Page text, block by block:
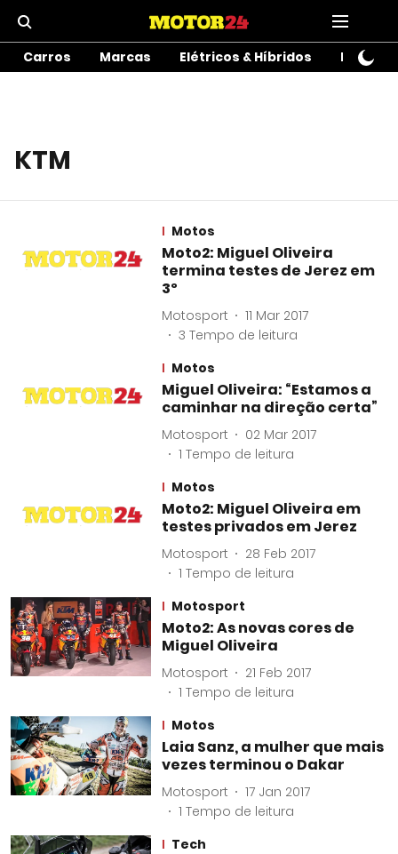
Carros Marcas Elétricos & Híbridos Motos
KTM
Motos
Moto2: Miguel Oliveira
termina testes de Jerez em
3º
Motosport
11 Mar 2017
3 Tempo de leitura
Motos
Miguel Oliveira: “Estamos a
caminhar na direção certa”
Motosport
02 Mar 2017
1 Tempo de leitura
Motos
Moto2: Miguel Oliveira em
testes privados em Jerez
Motosport
28 Feb 2017
1 Tempo de leitura
Motosport
Moto2: As novas cores de
Miguel Oliveira
Motosport
21 Feb 2017
1 Tempo de leitura
Motos
Laia Sanz, a mulher que mais
vezes terminou o Dakar
Motosport
17 Jan 2017
1 Tempo de leitura
Tech